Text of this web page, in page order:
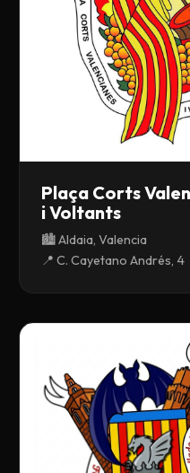
Plaça Corts
i Voltants
🏙️ Aldaia, Valencia
📍 C. Cayetano Andrés, 4